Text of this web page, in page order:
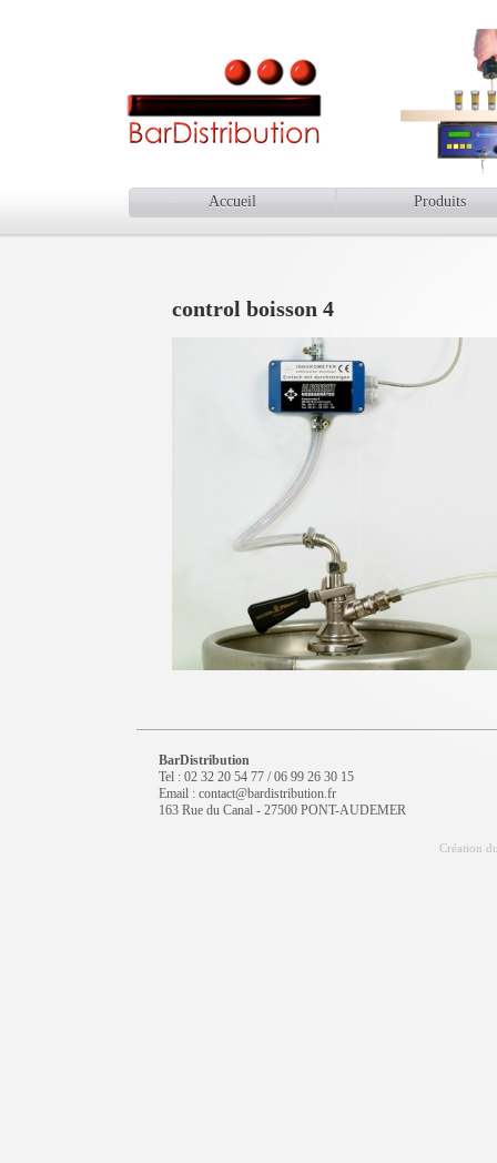
Accueil Produits
control boisson 4
BarDistribution
Tel : 02 32 20 54 77 / 06 99 26 30 15
Email : contact@bardistribution.fr
163 Rue du Canal - 27500 PONT-AUDEMER
Création